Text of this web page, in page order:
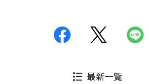
最新一覧